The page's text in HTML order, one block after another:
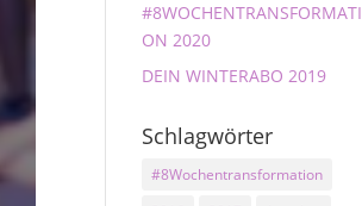
#8WOCHENTRANSFORMATI
ON 2020
DEIN WINTERABO 2019
Schlagwörter
#8Wochentransformation